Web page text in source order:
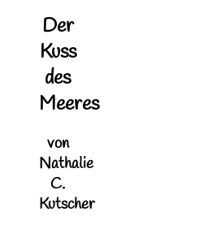
Der
Kuss
des
Meeres
von
Nathalie
C.
Kutscher